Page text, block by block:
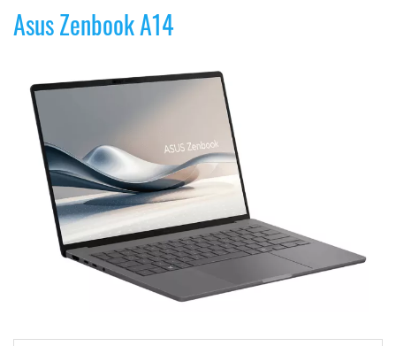
Asus Zenbook A14